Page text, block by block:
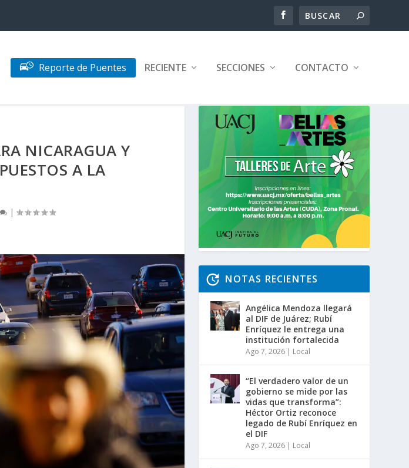
Reporte de Puentes RECIENTE SECCIONES CONTACTO
NICARAGUA Y
A LA
|
NOTAS RECIENTES
Angélica Mendoza llegará
al DIF de Juárez; Rubí
Enríquez le entrega una
institución fortalecida
Ago 7, 2026 | Local
“El verdadero valor de un
gobierno se mide por las
vidas que transforma”:
Héctor Ortiz reconoce
legado de Rubí Enríquez en
el DIF
Ago 7, 2026 | Local